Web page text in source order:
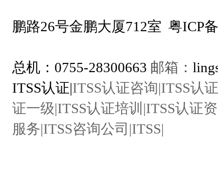
鹏路26号金鹏大厦712室 粤ICP
总机：0755-28300663 邮箱：
ITSS认证|ITSS认证咨询|ITSS认
证一级|ITSS认证培训|ITSS认证
服务|ITSS咨询公司|ITSS|